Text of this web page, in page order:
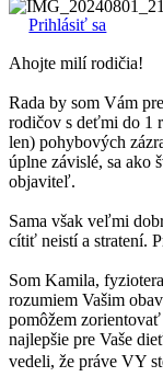
Prihlásiť sa
Ahojte milí rodičia!
Rada by som Vám
rodičov s deťmi do 1
len) pohybových
úplne závislé, sa ako
objaviteľ.
Sama však veľmi
cítiť neistí a stratení.
Som Kamila,
rozumiem Vašim
pomôžem
najlepšie pre Vaše
vedeli, že práve VY